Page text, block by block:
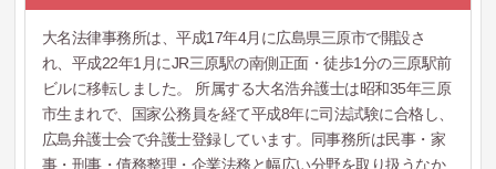
大名法律事務所は、平成17年4月に広島県三原市で開設さ
れ、平成22年1月にJR三原駅の南側正面・徒歩1分の三原駅前
ビルに移転しました。 所属する大名浩弁護士は昭和35年三原
市生まれで、国家公務員を経て平成8年に司法試験に合格し、
広島弁護士会で弁護士登録しています。同事務所は民事・家
事・刑事・債務整理・企業法務と幅広い分野を取り扱うなか